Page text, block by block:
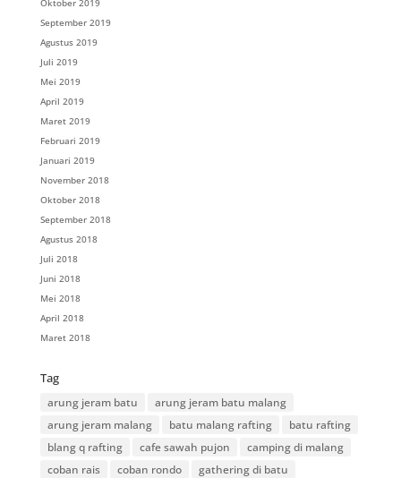
Oktober 2019
September 2019
Agustus 2019
Juli 2019
Mei 2019
April 2019
Maret 2019
Februari 2019
Januari 2019
November 2018
Oktober 2018
September 2018
Agustus 2018
Juli 2018
Juni 2018
Mei 2018
April 2018
Maret 2018
Tag
arung jeram batu
arung jeram batu malang
arung jeram malang
batu malang rafting
batu rafting
blang q rafting
cafe sawah pujon
camping di malang
coban rais
coban rondo
gathering di batu